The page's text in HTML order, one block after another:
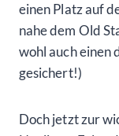
einen Platz auf
nahe dem Old
wohl auch einen
gesichert!)
Doch jetzt zur